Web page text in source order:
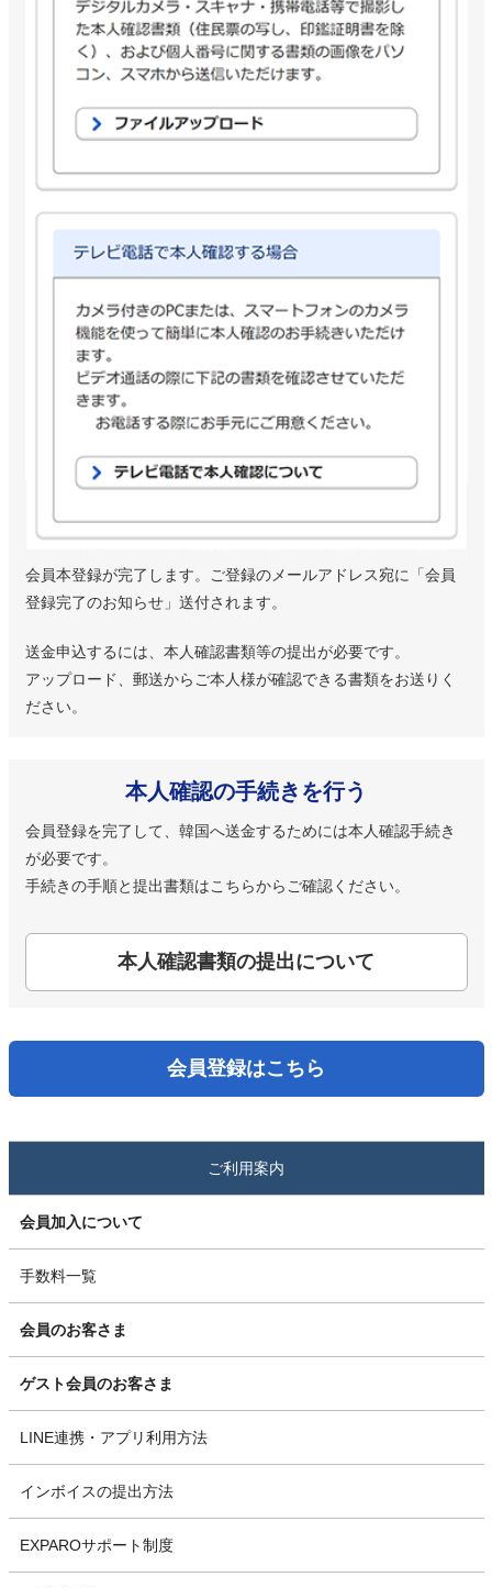
会員本登録が完了します。ご登録のメールアドレス宛に「会員
登録完了のお知らせ」送付されます。
送金申込するには、本人確認書類等の提出が必要です。
アップロード、郵送からご本人様が確認できる書類をお送りく
ださい。
本人確認の手続きを行う
会員登録を完了して、韓国へ送金するためには本人確認手続き
が必要です。
手続きの手順と提出書類はこちらからご確認ください。
本人確認書類の提出について
会員登録はこちら
ご利用案内
会員加入について
手数料一覧
会員のお客さま
ゲスト会員のお客さま
LINE連携・アプリ利用方法
インボイスの提出方法
EXPAROサポート制度